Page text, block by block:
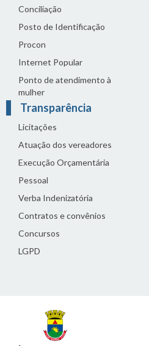
Conciliação
Posto de Identificação
Procon
Internet Popular
Ponto de atendimento à
mulher
Transparência
Licitações
Atuação dos vereadores
Execução Orçamentária
Pessoal
Verba Indenizatória
Contratos e convênios
Concursos
LGPD